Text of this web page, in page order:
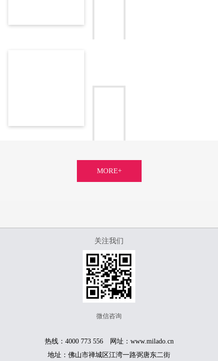
MORE+
关注我们
微信咨询
热线：4000 773 556 网址：www.milado.cn
地址：佛山市禅城区江湾一路弼唐东二街